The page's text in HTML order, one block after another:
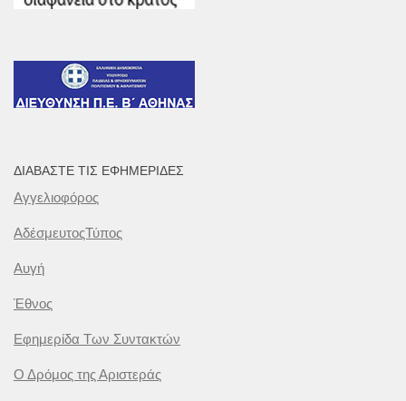
ΔΙΑΒΆΣΤΕ ΤΙΣ ΕΦΗΜΕΡΊΔΕΣ
Αγγελιοφόρος
ΑδέσμευτοςΤύπος
Αυγή
Έθνος
Εφημερίδα Των Συντακτών
Ο Δρόμος της Αριστεράς